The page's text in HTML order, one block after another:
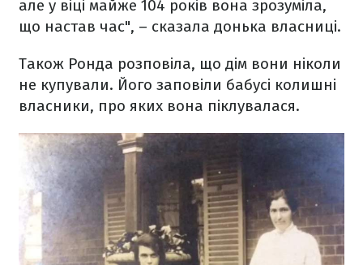
але у віці майже 104 років вона зрозуміла,
що настав час", – сказала донька власниці.
Також Ронда розповіла, що дім вони ніколи
не купували. Його заповіли бабусі колишні
власники, про яких вона піклувалася.